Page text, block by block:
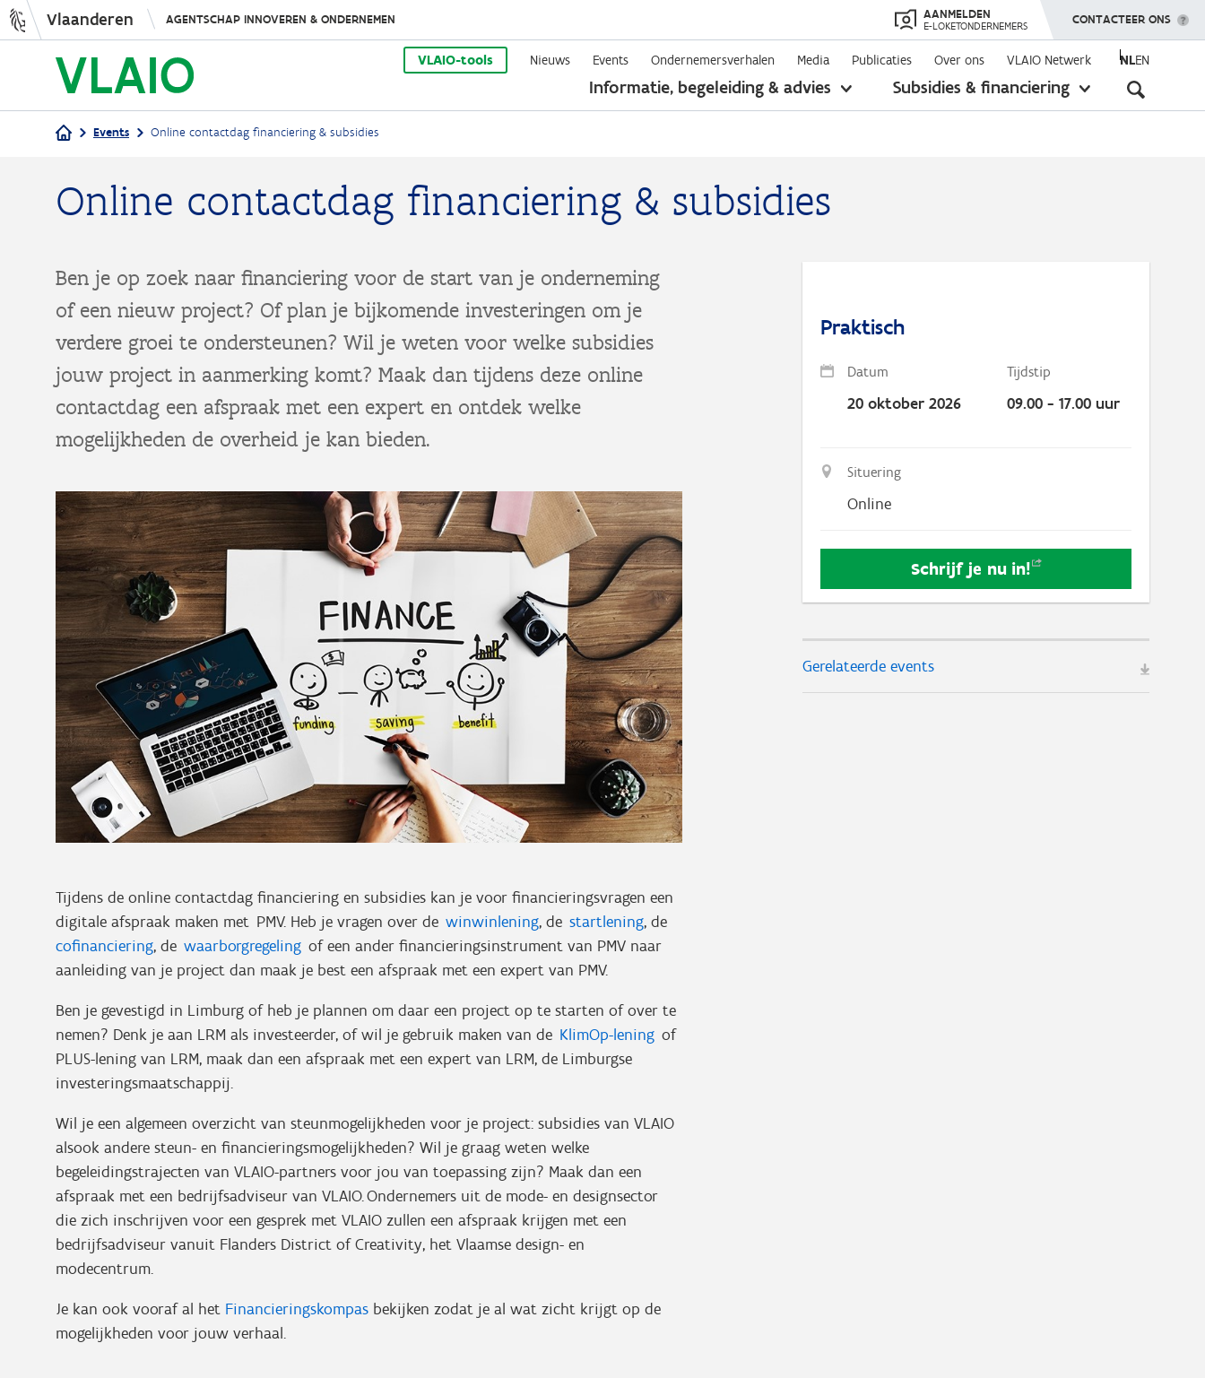
Overslaan
en
naar
de
Vlaanderen AGENTSCHAP INNOVEREN & ONDERNEMEN AANMELDEN
E-LOKETONDERNEMERS TOON MENU
CONTACTEER ONS
VLAIO-tools Nieuws Events Ondernemersverhalen Media Publicaties Over ons VLAIO Netwerk NLEN
Informatie, begeleiding & advies
toon
Subsidies & financiering
toon
Kruimelpad
Events Online contactdag financiering & subsidies
Online contactdag financiering & subsidies
Ben je op zoek naar financiering voor de start van je onderneming
of een nieuw project? Of plan je bijkomende investeringen om je
verdere groei te ondersteunen? Wil je weten voor welke subsidies
jouw project in aanmerking komt? Maak dan tijdens deze online
contactdag een afspraak met een expert en ontdek welke
mogelijkheden de overheid je kan bieden.
Tijdens de online contactdag financiering en subsidies kan je voor financieringsvragen een
digitale afspraak maken met PMV. Heb je vragen over de winwinlening, de startlening, de
cofinanciering, de waarborgregeling of een ander financieringsinstrument van PMV naar
aanleiding van je project dan maak je best een afspraak met een expert van PMV.
Ben je gevestigd in Limburg of heb je plannen om daar een project op te starten of over te
nemen? Denk je aan LRM als investeerder, of wil je gebruik maken van de KlimOp-lening of
PLUS-lening van LRM, maak dan een afspraak met een expert van LRM, de Limburgse
investeringsmaatschappij.
Wil je een algemeen overzicht van steunmogelijkheden voor je project: subsidies van VLAIO
alsook andere steun- en financieringsmogelijkheden? Wil je graag weten welke
begeleidingstrajecten van VLAIO-partners voor jou van toepassing zijn? Maak dan een
afspraak met een bedrijfsadviseur van VLAIO. Ondernemers uit de mode- en designsector
die zich inschrijven voor een gesprek met VLAIO zullen een afspraak krijgen met een
bedrijfsadviseur vanuit Flanders District of Creativity, het Vlaamse design- en
modecentrum.
Je kan ook vooraf al het Financieringskompas bekijken zodat je al wat zicht krijgt op de
mogelijkheden voor jouw verhaal.
Praktisch
Datum Tijdstip
20 oktober 2026 09.00 - 17.00 uur
Situering
Online
Schrijf je nu in!
Gerelateerde events